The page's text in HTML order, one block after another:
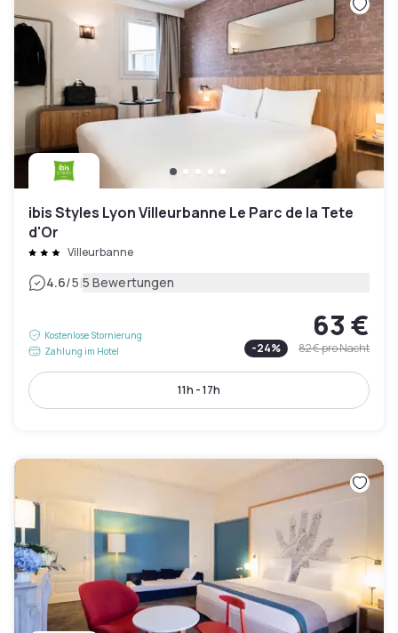
ibis Styles Lyon Villeurbanne Le Parc de la Tete
d'Or
Villeurbanne
4.6/5|5 Bewertungen
Kostenlose Stornierung
Zahlung im Hotel
63 €
-24% 82 €pro Nacht
11h - 17h